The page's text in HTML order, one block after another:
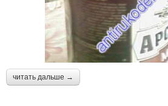
читать дальше →